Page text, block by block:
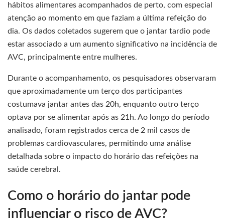
hábitos alimentares acompanhados de perto, com especial
atenção ao momento em que faziam a última refeição do
dia. Os dados coletados sugerem que o jantar tardio pode
estar associado a um aumento significativo na incidência de
AVC, principalmente entre mulheres.
Durante o acompanhamento, os pesquisadores observaram
que aproximadamente um terço dos participantes
costumava jantar antes das 20h, enquanto outro terço
optava por se alimentar após as 21h. Ao longo do período
analisado, foram registrados cerca de 2 mil casos de
problemas cardiovasculares, permitindo uma análise
detalhada sobre o impacto do horário das refeições na
saúde cerebral.
Como o horário do jantar pode
influenciar o risco de AVC?